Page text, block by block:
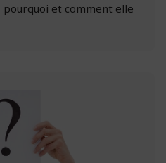
pourquoi et comment elle